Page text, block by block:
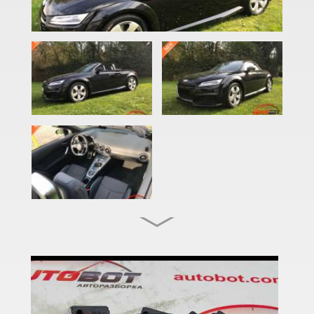
A3 IV (8Y)
A4 B6 (8E2, 8E5)
A4 B7 (8EC, 8ED)
A4 B8 (8K2, 8K5)
A4 B8 Allroad Quattro (8KH)
A4 B9 (8W)
A4 B9 Allroad Quattro (8HW)
A5 II (F5)
A5 II Sportback (F5A)